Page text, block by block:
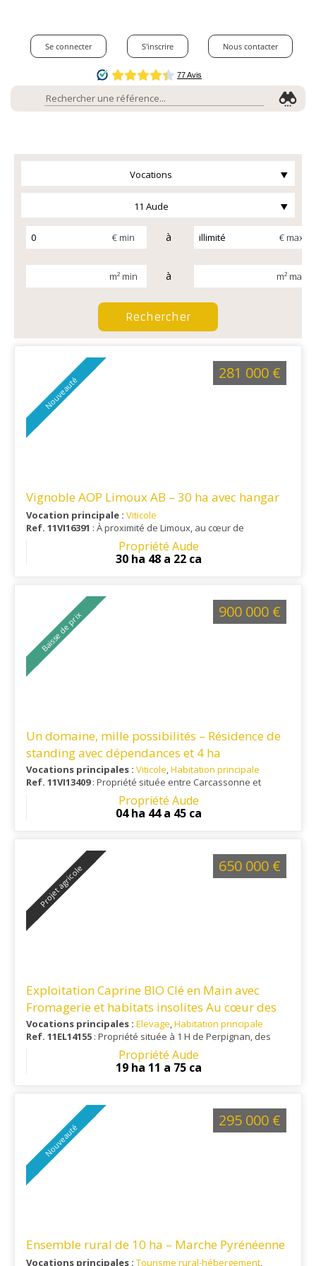
Se connecter S'inscrire Nous contacter
Vocations
11 Aude
€ min à € max
m² min à m² max
Nouveauté
Vignoble AOP Limoux AB – 30 ha avec hangar
Vocation principale : Viticole
Ref. 11VI16391 : À proximité de Limoux, au cœur de
l'appellation Limoux, ce vignoble bénéficie d'un
environnement viticole reconnu, alliant accessibilité, calme et
proximité des principaux services.
Propriété Aude
30 ha 48 a 22 ca
281 000 €
Baisse de prix
Un domaine, mille possibilités – Résidence de
standing avec dépendances et 4 ha
Vocations principales : Viticole,Habitation principale
Ref. 11VI13409: Propriété située entre Carcassonne et
Limoux, à 1 heure du littoral et à 25 minutes d'un aéroport
Propriété Aude
04 ha 44 a 45 ca
900 000 €
Projet agricole
Exploitation Caprine BIO Clé en Main avec
Fromagerie et habitats insolites Au cœur des
Hautes-Corbières
Vocations principales : Elevage,Habitation principale
Ref. 11EL14155 : Propriété située à 1 H de Perpignan, des
plages de la Méditerranée et d'un aéroport international.
Ville toutes commodités à 30 minutes.
Propriété Aude
19 ha 11 a 75 ca
650 000 €
Nouveauté
Ensemble rural de 10 ha – Marche Pyrénéenne
Vocations principales : Tourisme rural-hébergement,
295 000 €